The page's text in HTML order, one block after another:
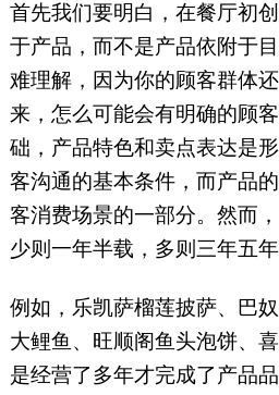
首先我们要明白，在餐厅初
于产品，而不是产品依附于
难理解，因为你的顾客群体
来，怎么可能会有明确的顾
础，产品特色和卖点表达是
客沟通的基本条件，而产品
客消费场景的一部分。然而
少则一年半载，多则三年五年
例如，乐凯萨榴莲披萨、巴
大鲤鱼、旺顺阁鱼头泡饼、
是经营了多年才完成了产品